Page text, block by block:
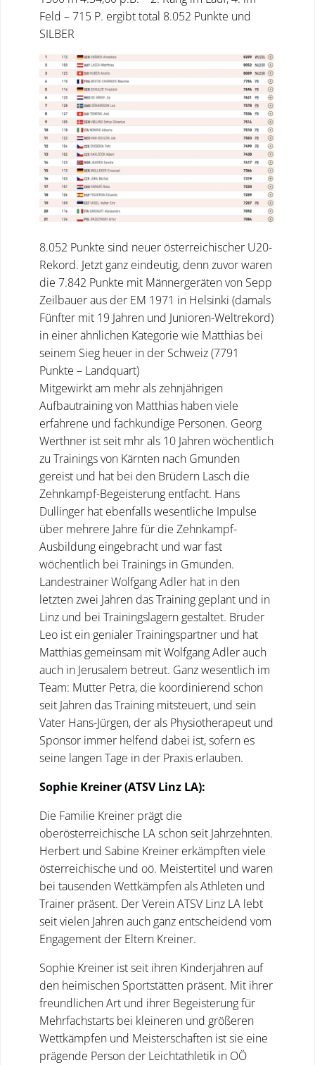
Feld – 715 P. ergibt total 8.052 Punkte und
SILBER
8.052 Punkte sind neuer österreichischer U20-
Rekord. Jetzt ganz eindeutig, denn zuvor waren
die 7.842 Punkte mit Männergeräten von Sepp
Zeilbauer aus der EM 1971 in Helsinki (damals
Fünfter mit 19 Jahren und Junioren-Weltrekord)
in einer ähnlichen Kategorie wie Matthias bei
seinem Sieg heuer in der Schweiz (7791
Punkte – Landquart)
Mitgewirkt am mehr als zehnjährigen
Aufbautraining von Matthias haben viele
erfahrene und fachkundige Personen. Georg
Werthner ist seit mhr als 10 Jahren wöchentlich
zu Trainings von Kärnten nach Gmunden
gereist und hat bei den Brüdern Lasch die
Zehnkampf-Begeisterung entfacht. Hans
Dullinger hat ebenfalls wesentliche Impulse
über mehrere Jahre für die Zehnkampf-
Ausbildung eingebracht und war fast
wöchentlich bei Trainings in Gmunden.
Landestrainer Wolfgang Adler hat in den
letzten zwei Jahren das Training geplant und in
Linz und bei Trainingslagern gestaltet. Bruder
Leo ist ein genialer Trainingspartner und hat
Matthias gemeinsam mit Wolfgang Adler auch
auch in Jerusalem betreut. Ganz wesentlich im
Team: Mutter Petra, die koordinierend schon
seit Jahren das Training mitsteuert, und sein
Vater Hans-Jürgen, der als Physiotherapeut und
Sponsor immer helfend dabei ist, sofern es
seine langen Tage in der Praxis erlauben.
Sophie Kreiner (ATSV Linz LA):
Die Familie Kreiner prägt die
oberösterreichische LA schon seit Jahrzehnten.
Herbert und Sabine Kreiner erkämpften viele
österreichische und oö. Meistertitel und waren
bei tausenden Wettkämpfen als Athleten und
Trainer präsent. Der Verein ATSV Linz LA lebt
seit vielen Jahren auch ganz entscheidend vom
Engagement der Eltern Kreiner.
Sophie Kreiner ist seit ihren Kinderjahren auf
den heimischen Sportstätten präsent. Mit ihrer
freundlichen Art und ihrer Begeisterung für
Mehrfachstarts bei kleineren und größeren
Wettkämpfen und Meisterschaften ist sie eine
prägende Person der Leichtathletik in OÖ